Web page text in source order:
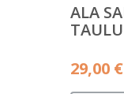
ALA
TAULU
29,00 €